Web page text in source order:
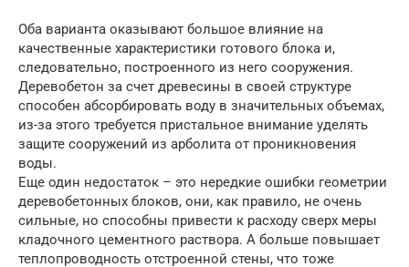
Оба варианта оказывают большое влияние на
качественные характеристики готового блока и,
следовательно, построенного из него сооружения.
Деревобетон за счет древесины в своей структуре
способен абсорбировать воду в значительных объемах,
из-за этого требуется пристальное внимание уделять
защите сооружений из арболита от проникновения
воды.
Еще один недостаток – это нередкие ошибки геометрии
деревобетонных блоков, они, как правило, не очень
сильные, но способны привести к расходу сверх меры
кладочного цементного раствора. А больше повышает
теплопроводность отстроенной стены, что тоже